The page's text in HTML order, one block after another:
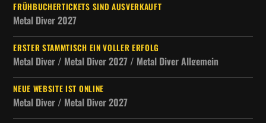
FRÜHBUCHERTICKETS SIND AUSVERKAUFT
Metal Diver 2027
ERSTER STAMMTISCH EIN VOLLER ERFOLG
Metal Diver / Metal Diver 2027 / Metal Diver Allgemein
NEUE WEBSITE IST ONLINE
Metal Diver / Metal Diver 2027